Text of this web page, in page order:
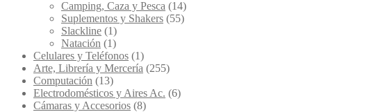
Camping, Caza y Pesca (14)
Suplementos y Shakers (55)
Slackline (1)
Natación (1)
Celulares y Teléfonos (1)
Arte, Librería y Mercería (255)
Computación (13)
Electrodomésticos y Aires Ac. (6)
Cámaras y Accesorios (8)